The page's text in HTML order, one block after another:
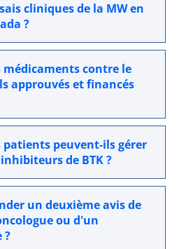
cliniques de la MW en
?
médicaments contre le
approuvés et financés
patients peuvent-ils gérer
de BTK ?
un deuxième avis de
ou d'un
?